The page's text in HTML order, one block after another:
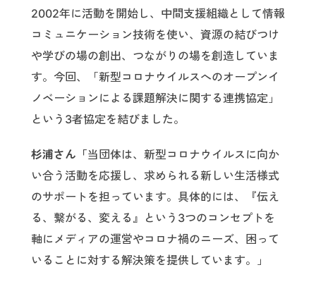
2002年に活動を開始し、中間支援組織として情報
コミュニケーション技術を使い、資源の結びつけ
や学びの場の創出、つながりの場を創造していま
す。今回、「新型コロナウイルスへのオープンイ
ノベーションによる課題解決に関する連携協定」
という3者協定を結びました。
杉浦さん「当団体は、新型コロナウイルスに向か
い合う活動を応援し、求められる新しい生活様式
のサポートを担っています。具体的には、『伝え
る、繋がる、変える』という3つのコンセプトを
軸にメディアの運営やコロナ禍のニーズ、困って
いることに対する解決策を提供しています。」